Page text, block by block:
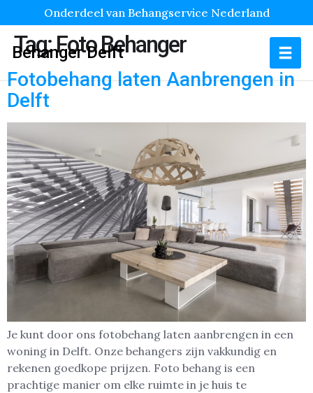
Onderdeel van Behangservice Nederland
Behanger Delft
Tag:Foto Behanger
Fotobehang laten Aanbrengen in
Delft
Je kunt door ons fotobehang laten aanbrengen in een
woning in Delft. Onze behangers zijn vakkundig en
rekenen goedkope prijzen. Foto behang is een
prachtige manier om elke ruimte in je huis te